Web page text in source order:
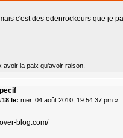
c'est des edenrockeurs que je
avoir la paix qu'avoir raison.
le: mer. 04 août 2010, 19:54:37 pm »
blog.com/